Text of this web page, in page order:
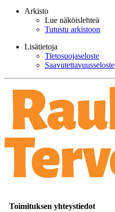
Arkisto
Lue näköislehteä
Tutustu arkistoon
Lisätietoja
Tietosuojaseloste
Saavutettavuusseloste
Toimituksen yhteystiedot